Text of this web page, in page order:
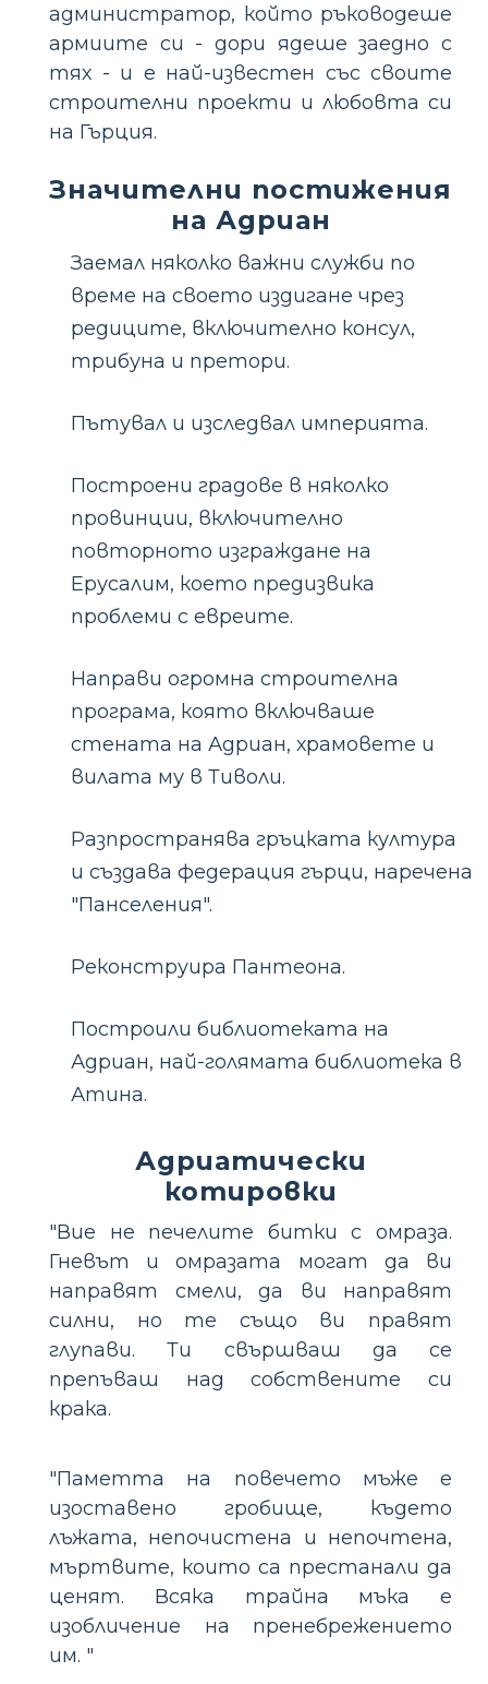
администратор, който ръководеше
армиите си - дори ядеше заедно с
тях - и е най-известен със своите
строителни проекти и любовта си
на Гърция.
Значителни постижения
на Адриан
Заемал няколко важни служби по
време на своето издигане чрез
редиците, включително консул,
трибуна и претори.
Пътувал и изследвал империята.
Построени градове в няколко
провинции, включително
повторното изграждане на
Ерусалим, което предизвика
проблеми с евреите.
Направи огромна строителна
програма, която включваше
стената на Адриан, храмовете и
вилата му в Тиволи.
Разпространява гръцката култура
и създава федерация гърци, наречена
"Панселения".
Реконструира Пантеона.
Построили библиотеката на
Адриан, най-голямата библиотека в
Атина.
Адриатически
котировки
"Вие не печелите битки с омраза.
Гневът и омразата могат да ви
направят смели, да ви направят
силни, но те също ви правят
глупави. Ти свършваш да се
препъваш над собствените си
крака.
"Паметта на повечето мъже е
изоставено гробище, където
лъжата, непочистена и непочтена,
мъртвите, които са престанали да
ценят. Всяка трайна мъка е
изобличение на пренебрежението
им. "